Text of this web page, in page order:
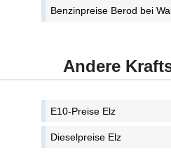
Benzinpreise Berod bei
Andere
E10-Preise Elz
Dieselpreise Elz